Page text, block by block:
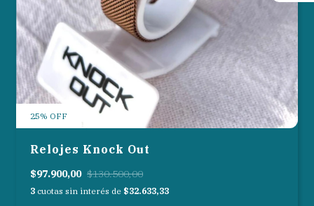
25% OFF
Relojes Knock Out
$97.900,00 $130.500,00
3 cuotas sin interés de $32.633,33